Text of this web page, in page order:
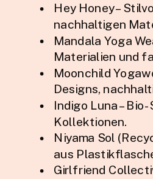
Hey Honey –
nachhaltigen
Mandala Yoga
Materialien und
Moonchild
Designs,
Indigo Luna –
Kollektionen.
Niyama Sol
aus
Girlfriend